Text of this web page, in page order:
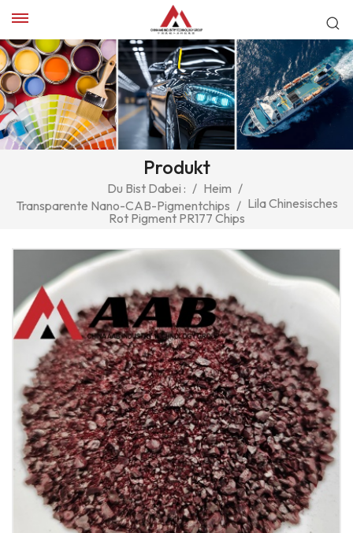
Produkt
Du Bist Dabei : / Heim /
Transparente Nano-CAB-Pigmentchips / Lila Chinesisches
Rot Pigment PR177 Chips